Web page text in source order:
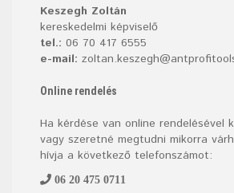
Keszegh Zoltán
kereskedelmi képviselő
tel.: 06 70 417 6555
e-mail:
Online rendelés
Ha kérdése van online rendelésével
vagy szeretné megtudni mikorra
hívja a következő telefonszámot:
06 20 475 0711